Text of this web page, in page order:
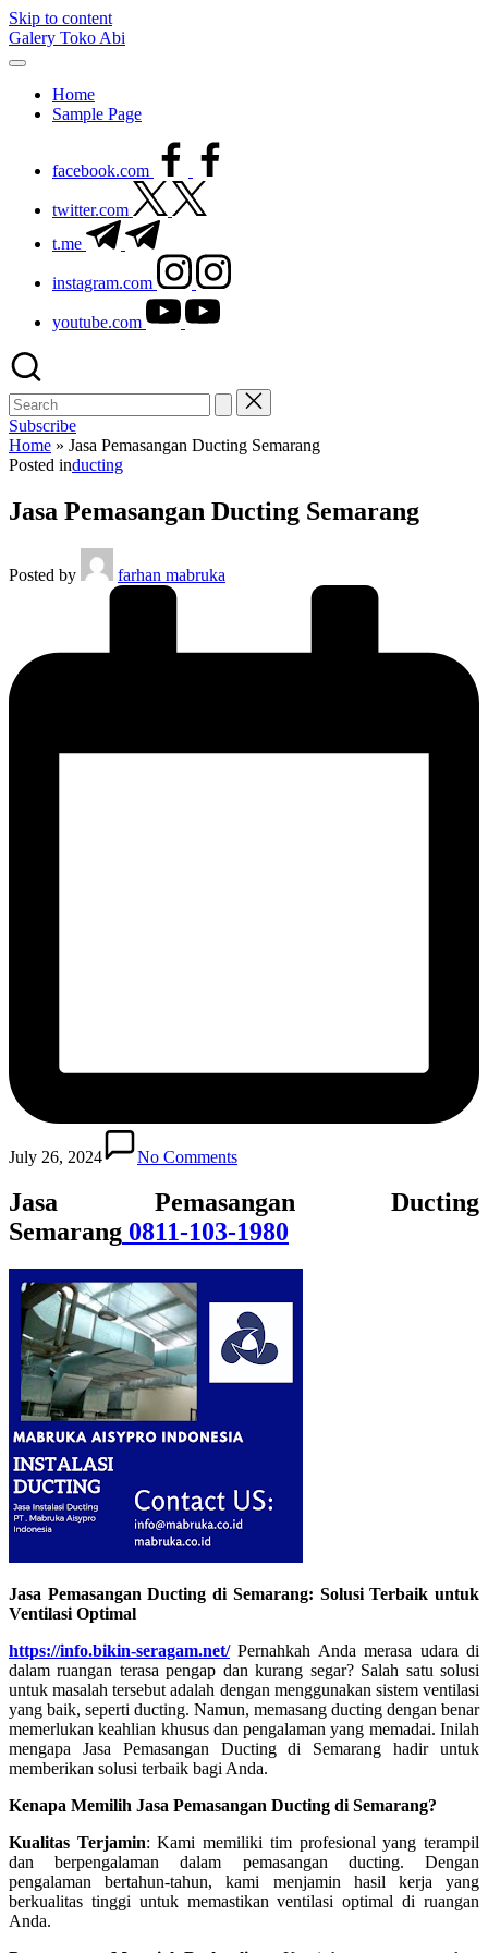
Skip to content
Galery Toko Abi
Home
Sample Page
facebook.com
twitter.com
t.me
instagram.com
youtube.com
Subscribe
Home » Jasa Pemasangan Ducting Semarang
Posted inducting
Jasa Pemasangan Ducting Semarang
Posted by farhan mabruka
July 26, 2024 No Comments
Jasa Pemasangan Ducting
Semarang 0811-103-1980
Jasa Pemasangan Ducting di Semarang: Solusi Terbaik untuk
Ventilasi Optimal
https://info.bikin-seragam.net/Pernahkah Anda merasa udara di
dalam ruangan terasa pengap dan kurang segar? Salah satu solusi
untuk masalah tersebut adalah dengan menggunakan sistem ventilasi
yang baik, seperti ducting. Namun, memasang ducting dengan benar
memerlukan keahlian khusus dan pengalaman yang memadai. Inilah
mengapa Jasa Pemasangan Ducting di Semarang hadir untuk
memberikan solusi terbaik bagi Anda.
Kenapa Memilih Jasa Pemasangan Ducting di Semarang?
Kualitas Terjamin: Kami memiliki tim profesional yang terampil
dan berpengalaman dalam pemasangan ducting. Dengan
pengalaman bertahun-tahun, kami menjamin hasil kerja yang
berkualitas tinggi untuk memastikan ventilasi optimal di ruangan
Anda.